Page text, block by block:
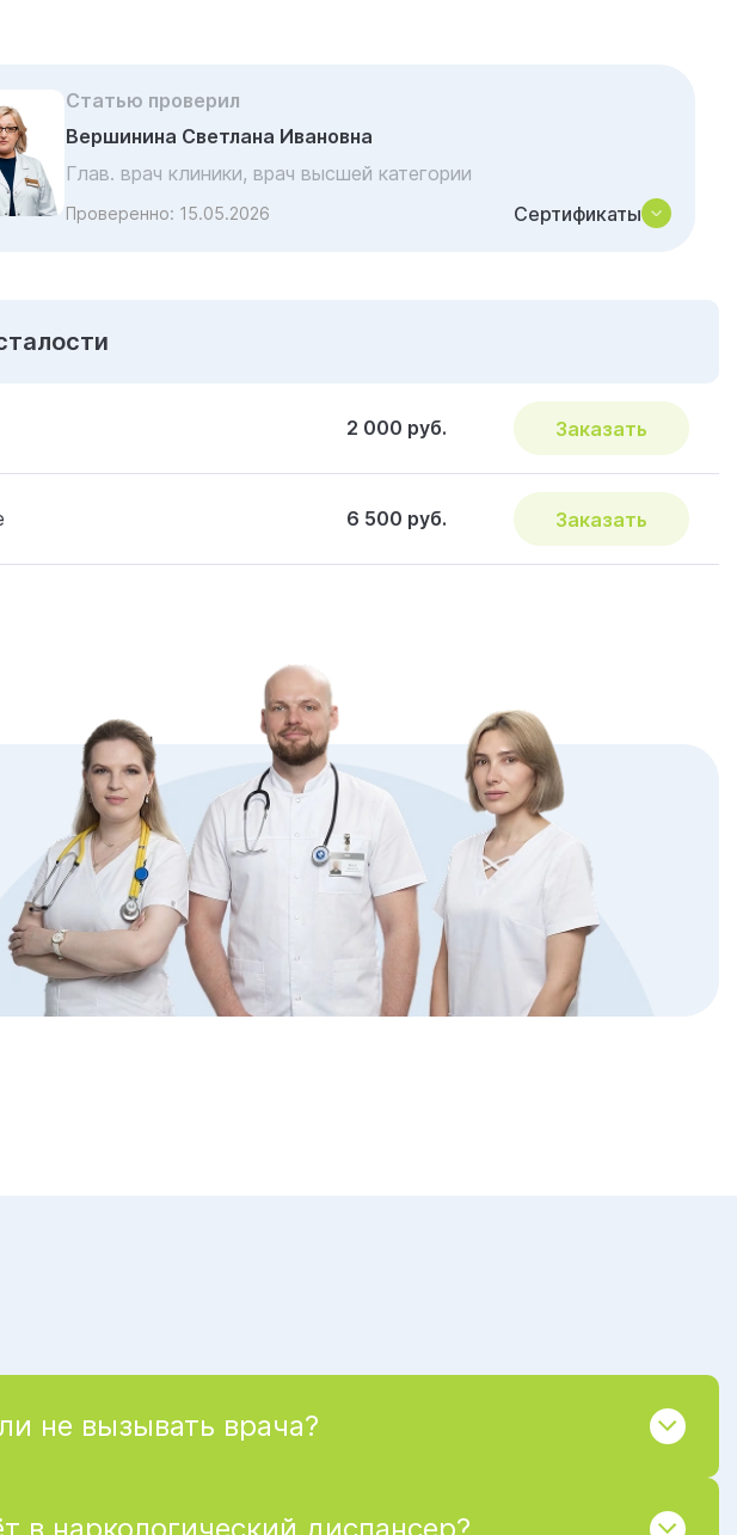
Статью проверил
Вершинина Светлана Ивановна
Глав. врач клиники, врач высшей категории
Проверенно: 15.05.2026 Сертификаты
2 000 руб. Заказать
6 500 руб. Заказать
не вызывать врача?